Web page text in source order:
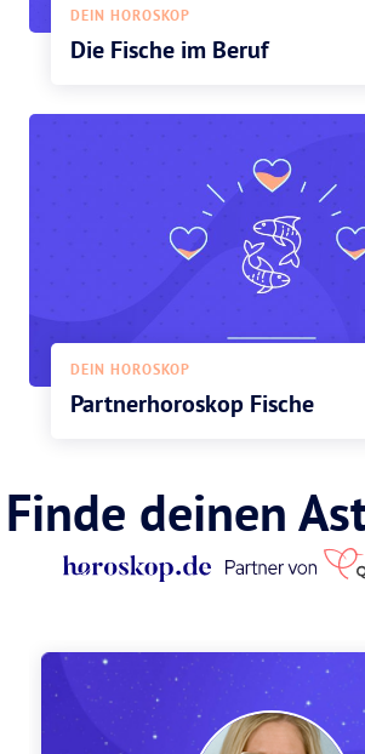
DEIN HOROSKOP
Die Fische im Beruf
DEIN HOROSKOP
Partnerhoroskop Fische
Finde deinen